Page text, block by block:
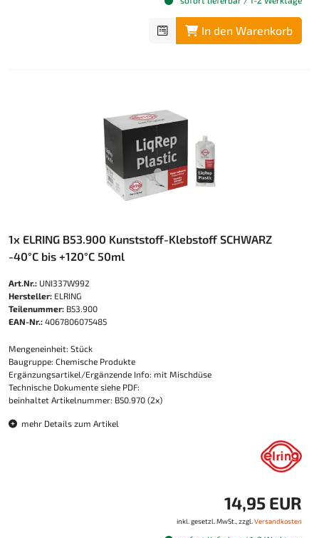
In den Warenkorb
1x ELRING B53.900 Kunststoff-Klebstoff SCHWARZ
-40°C bis +120°C 50ml
Art.Nr.: UNI337W992
Hersteller: ELRING
Teilenummer: B53.900
EAN-Nr.: 4067806075485
Mengeneinheit: Stück
Baugruppe: Chemische Produkte
Ergänzungsartikel/Ergänzende Info: mit Mischdüse
Technische Dokumente siehe PDF:
beinhaltet Artikelnummer: B50.970 (2x)
mehr Details zum Artikel
14,95 EUR
inkl. gesetzl. MwSt., zzgl. Versandkosten